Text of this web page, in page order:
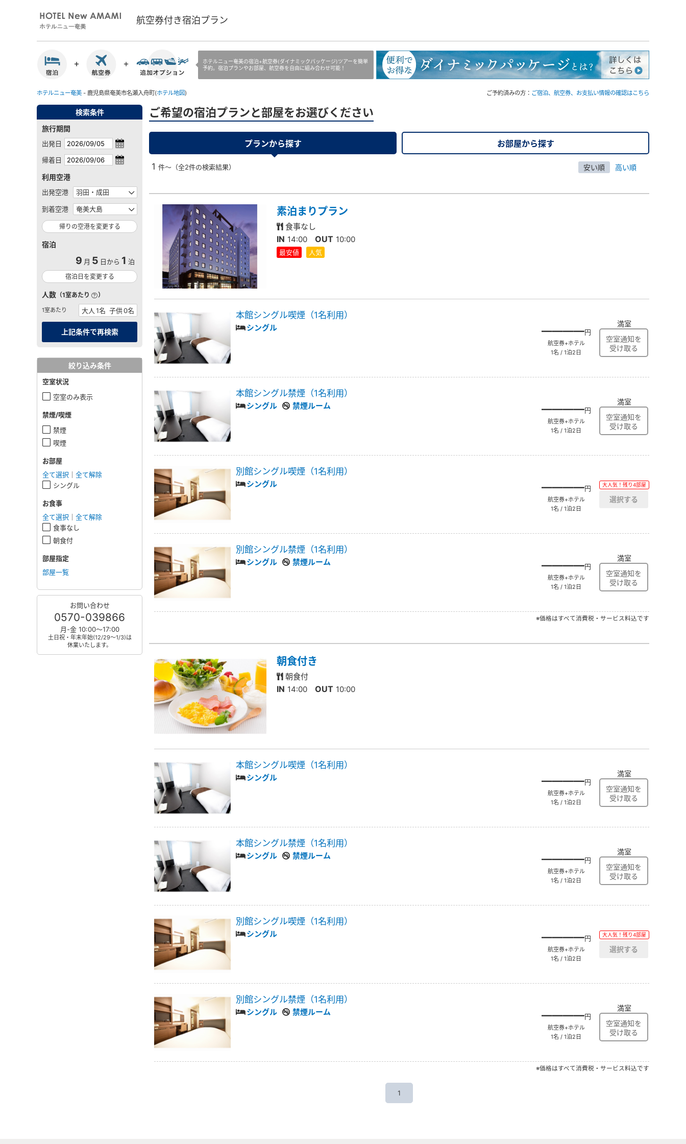
航空券付き宿泊プラン
ホテルニュー奄美の宿泊+航空券(ダイナミックパッケージ)ツアーを簡単
予約。宿泊プランやお部屋、航空券を自由に組み合わせ可能！
ホテルニュー奄美 - 鹿児島県奄美市名瀬入舟町(ホテル地図) ご予約済みの方： ご宿泊、航空券、お支払い情報の確認はこちら
検索条件
旅行期間
出発日
帰着日
利用空港
出発空港
到着空港
帰りの空港を変更する
宿泊
9 月 5 日から 1 泊
宿泊日を変更する
人数 （1室あたり ）
1室あたり
絞り込み条件
空室状況
空室のみ表示
禁煙/喫煙
禁煙
喫煙
お部屋
全て選択
全て解除
シングル
お食事
全て選択
全て解除
食事なし
朝食付
部屋指定
部屋一覧
お問い合わせ
0570-039866
月-金 10:00～17:00
土日祝・年末年始(12/29～1/3)は
休業いたします。
ご希望の宿泊プランと部屋をお選びください
プランから探す お部屋から探す
1 件～（全2件の検索結果） 安い順 高い順
素泊まりプラン
食事なし
IN 14:00 OUT 10:00
最安値 人気
本館シングル喫煙（1名利用）
シングル ――――円
航空券+ホテル
1名 / 1泊2日
満室
本館シングル禁煙（1名利用）
シングル 禁煙ルーム ――――円
航空券+ホテル
1名 / 1泊2日
満室
別館シングル喫煙（1名利用）
シングル ――――円
航空券+ホテル
1名 / 1泊2日
大人気！残り4部屋
別館シングル禁煙（1名利用）
シングル 禁煙ルーム ――――円
航空券+ホテル
1名 / 1泊2日
満室
※価格はすべて消費税・サービス料込です
朝食付き
朝食付
IN 14:00 OUT 10:00
本館シングル喫煙（1名利用）
シングル ――――円
航空券+ホテル
1名 / 1泊2日
満室
本館シングル禁煙（1名利用）
シングル 禁煙ルーム ――――円
航空券+ホテル
1名 / 1泊2日
満室
別館シングル喫煙（1名利用）
シングル ――――円
航空券+ホテル
1名 / 1泊2日
大人気！残り4部屋
別館シングル禁煙（1名利用）
シングル 禁煙ルーム ――――円
航空券+ホテル
1名 / 1泊2日
満室
※価格はすべて消費税・サービス料込です
1